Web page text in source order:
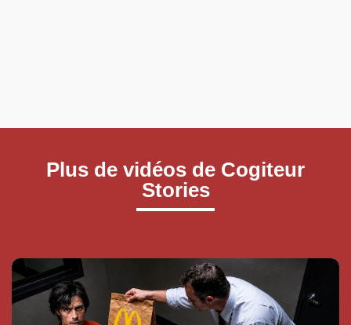
Plus de vidéos de Cogiteur
Stories